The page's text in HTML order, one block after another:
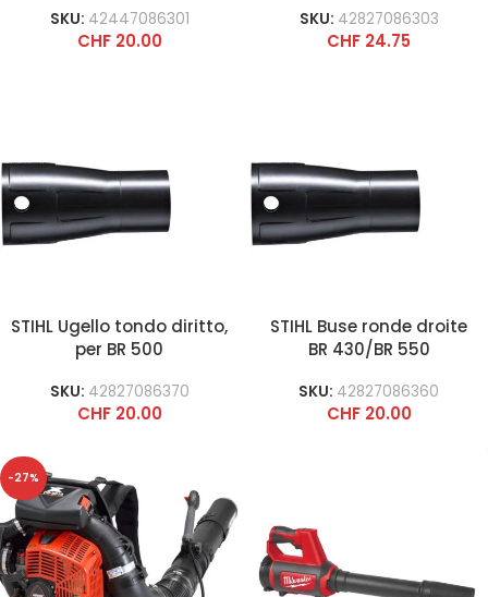
SKU: 42447086301
CHF20.00
SKU: 42827086303
CHF 24.75
STIHL Ugello tondo diritto,
per BR 500
SKU: 42827086370
CHF20.00
STIHL Buse ronde droite
BR 430/BR 550
SKU: 42827086360
CHF20.00
-27%